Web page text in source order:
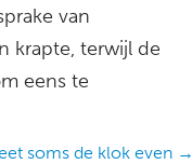
van
krapte, terwijl de
eens te
soms de klok even →